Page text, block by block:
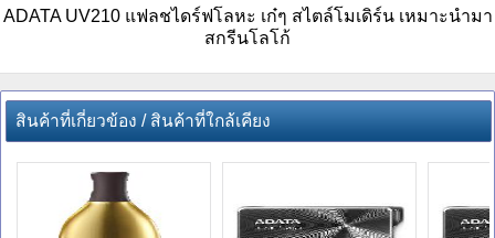
ADATA UV210 แฟลชไดร์ฟโลหะ เก๋ๆ สไตล์โมเดิร์น เหมาะนำมา
สกรีนโลโก้
สินค้าที่เกี่ยวข้อง / สินค้าที่ใกล้เคียง